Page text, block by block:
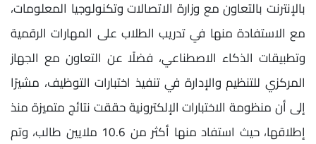
بالإنترنت بالتعاون مع وزارة الاتصالات وتكنولوجيا المعلومات،
مع الاستفادة منها في تدريب الطلاب على المهارات الرقمية
وتطبيقات الذكاء الاصطناعي، فضلًا عن التعاون مع الجهاز
المركزي للتنظيم والإدارة في تنفيذ اختبارات التوظيف، مشيرًا
إلى أن منظومة الاختبارات الإلكترونية حققت نتائج متميزة منذ
إطلاقها، حيث استفاد منها أكثر من 10.6 ملايين طالب، وتم